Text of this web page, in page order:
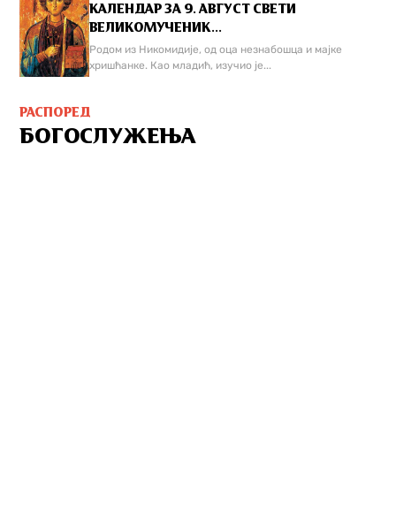
КАЛЕНДАР ЗА 9. АВГУСТ СВЕТИ
ВЕЛИКОМУЧЕНИК...
Родом из Никомидије, од оца незнабошца и мајке
хришћанке. Као младић, изучио је...
РАСПОРЕД
БОГОСЛУЖЕЊА